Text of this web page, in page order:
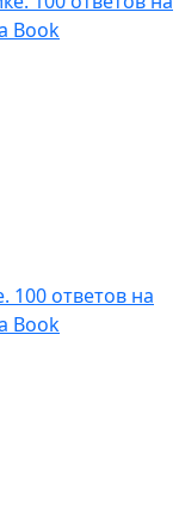
100 ответов на
Book